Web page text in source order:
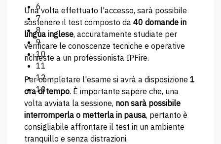
6
7
8
9
10
11
12
13
Una volta effettuato l'accesso, sarà possibile
sostenere il test composto da 40 domande in
lingua inglese, accuratamente studiate per
verificare le conoscenze tecniche e operative
richieste a un professionista IPFire.
Per completare l'esame si avrà a disposizione 1
ora di tempo. È importante sapere che, una
volta avviata la sessione, non sarà possibile
interromperla o metterla in pausa, pertanto è
consigliabile affrontare il test in un ambiente
tranquillo e senza distrazioni.